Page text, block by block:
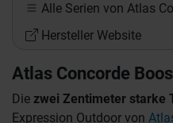
Alle Serien von Atlas
Hersteller Website
Atlas Concorde
Die zwei Zentimeter starke
Expression Outdoor von